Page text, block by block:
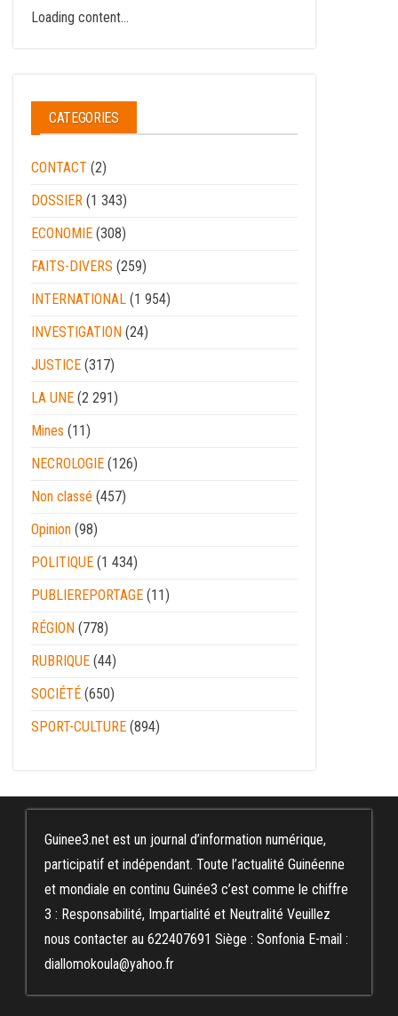
Loading content...
CATEGORIES
CONTACT (2)
DOSSIER (1 343)
ECONOMIE (308)
FAITS-DIVERS (259)
INTERNATIONAL (1 954)
INVESTIGATION (24)
JUSTICE (317)
LA UNE (2 291)
Mines (11)
NECROLOGIE (126)
Non classé (457)
Opinion (98)
POLITIQUE (1 434)
PUBLIEREPORTAGE (11)
RÉGION (778)
RUBRIQUE (44)
SOCIÉTÉ (650)
SPORT-CULTURE (894)
Guinee3.net est un journal d’information numérique,
participatif et indépendant. Toute l’actualité Guinéenne
et mondiale en continu Guinée3 c’est comme le chiffre
3 : Responsabilité, Impartialité et Neutralité Veuillez
nous contacter au 622407691 Siège : Sonfonia E-mail :
diallomokoula@yahoo.fr